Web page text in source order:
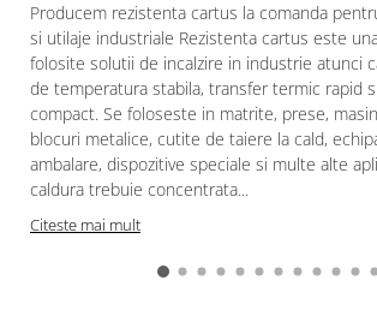
Producem rezistenta cartus la comanda
si utilaje industriale Rezistenta cartus este
folosite solutii de incalzire in industrie atunci
de temperatura stabila, transfer termic rapid
compact. Se foloseste in matrite, prese,
blocuri metalice, cutite de taiere la cald,
ambalare, dispozitive speciale si multe alte
caldura trebuie concentrata...
Citeste mai mult